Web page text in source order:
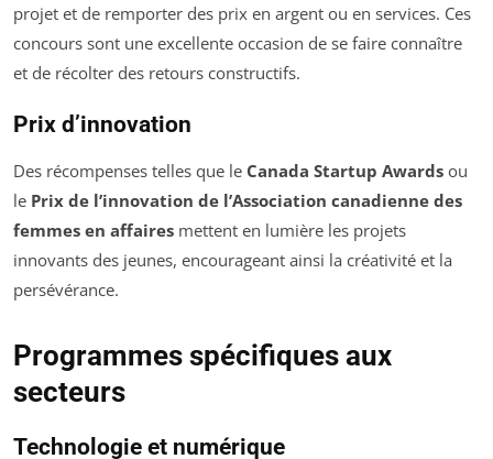
projet et de remporter des prix en argent ou en services. Ces
concours sont une excellente occasion de se faire connaître
et de récolter des retours constructifs.
Prix d’innovation
Des récompenses telles que le Canada Startup Awards ou
le Prix de l’innovation de l’Association canadienne des
femmes en affaires mettent en lumière les projets
innovants des jeunes, encourageant ainsi la créativité et la
persévérance.
Programmes spécifiques aux
secteurs
Technologie et numérique